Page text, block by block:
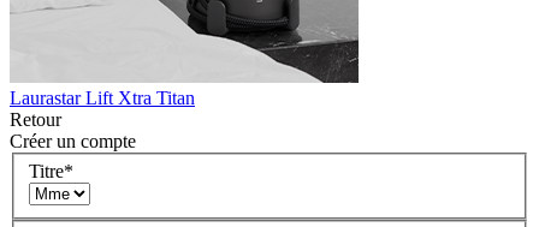
Laurastar Lift Xtra Titan
Retour
Créer un compte
Titre*